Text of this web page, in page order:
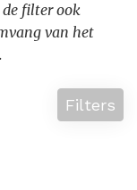
filter ook
van het
Filters